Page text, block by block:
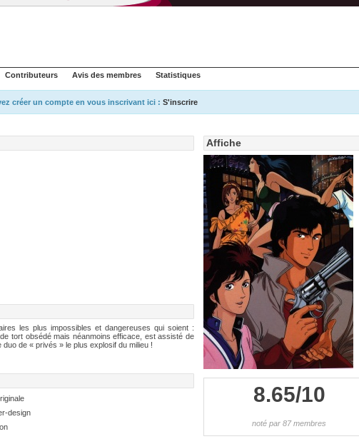
Contributeurs Avis des membres Statistiques
créer un compte en vous inscrivant ici : S'inscrire
Affiche
8.65/10
noté par 87 membres
les plus impossibles et dangereuses qui soient :
tort obsédé mais néanmoins efficace, est assisté de
de « privés » le plus explosif du milieu !
design